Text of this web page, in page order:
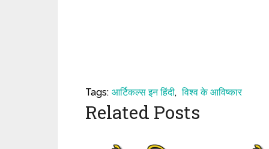
Tags: आर्टिकल्स इन हिंदी, विश्व के आविष्कार
Related Posts